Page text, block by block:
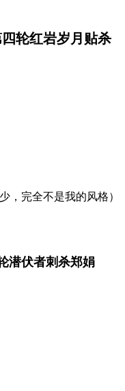
轮红岩岁月贴杀
，完全不是我的风格）
潜伏者刺杀郑娟